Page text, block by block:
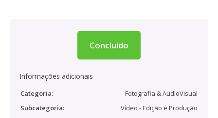
Concluído
Informações adicionais
Categoria:
Fotografia & AudioVisual
Subcategoria:
Vídeo - Edição e Produção